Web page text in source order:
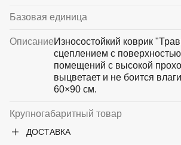
Sale Новинки
Базовая единица
ОписаниеИзносостойкий коврик
сцеплением с
помещений с высокой
выцветает и не боится
60×90 см.
Крупногабаритный товар
ДОСТАВКА